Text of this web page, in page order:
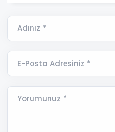
Adınız *
E-Posta Adresiniz *
Yorumunuz *